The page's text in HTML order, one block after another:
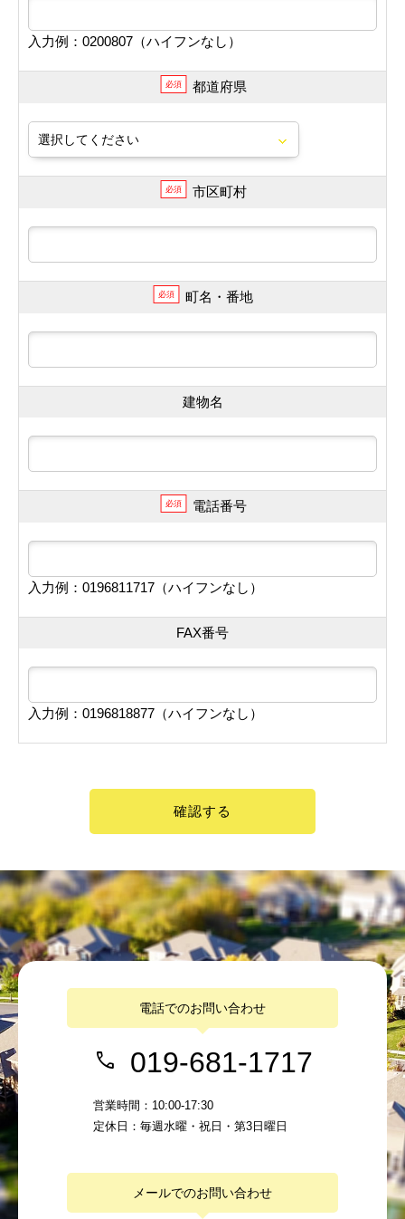
入力例：0200807（ハイフンなし）
必須 都道府県
必須 市区町村
必須 町名・番地
建物名
必須 電話番号
入力例：0196811717（ハイフンなし）
FAX番号
入力例：0196818877（ハイフンなし）
確認する
電話でのお問い合わせ
019-681-1717
営業時間：10:00-17:30
定休日：毎週水曜・祝日・第3日曜日
メールでのお問い合わせ